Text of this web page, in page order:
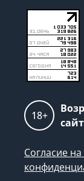
18+
Согласие